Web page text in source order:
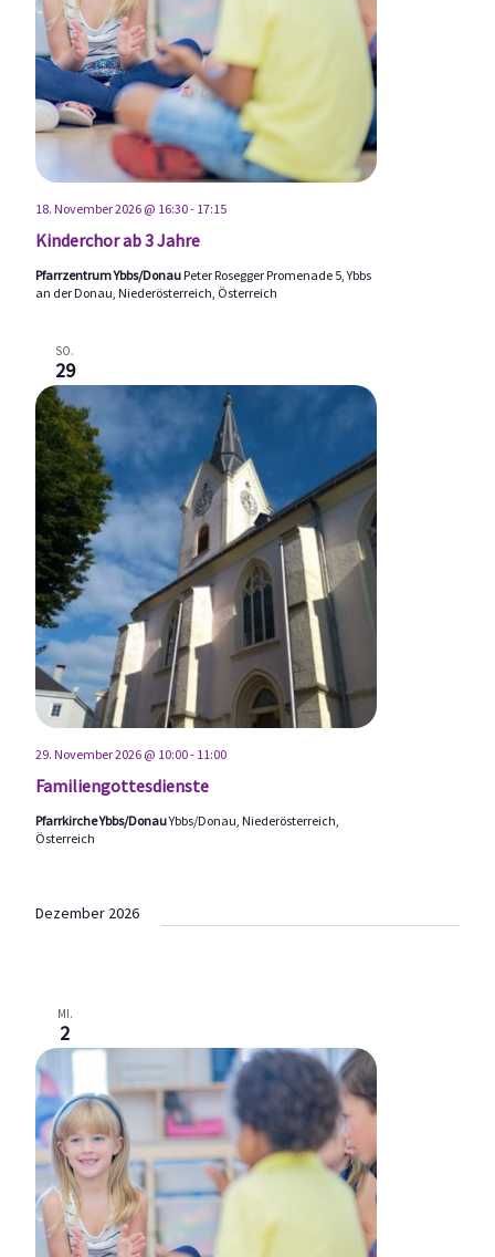
Kinderchor ab 3 Jahre
18. November 2026 @ 16:30- 17:15
Pfarrzentrum Ybbs/Donau Peter Rosegger Promenade 5, Ybbs
an der Donau, Niederösterreich, Österreich
SO.
29
Familiengottesdienste
29. November 2026 @ 10:00- 11:00
Pfarrkirche Ybbs/DonauYbbs/Donau, Niederösterreich,
Österreich
Dezember 2026
MI.
2